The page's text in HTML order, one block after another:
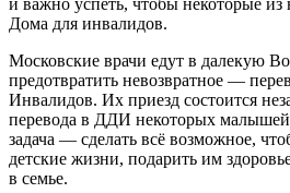
Дома для инвалидов.
Московские врачи едут в далекую
предотвратить невозвратное —
Инвалидов. Их приезд состоится
перевода в ДДИ некоторых
задача — сделать всё возможное,
детские жизни, подарить им
в семье.